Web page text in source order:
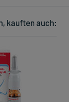
kauften auch: